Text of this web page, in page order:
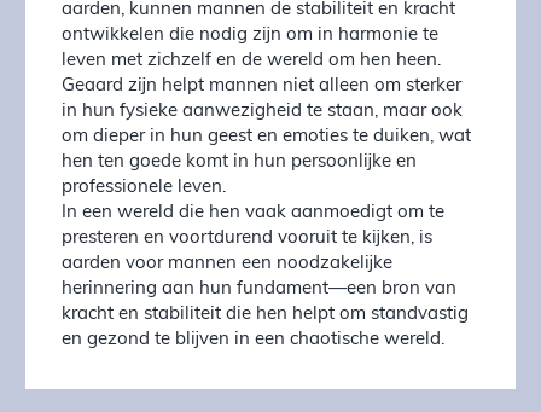
aarden, kunnen mannen de stabiliteit en kracht
ontwikkelen die nodig zijn om in harmonie te
leven met zichzelf en de wereld om hen heen.
Geaard zijn helpt mannen niet alleen om sterker
in hun fysieke aanwezigheid te staan, maar ook
om dieper in hun geest en emoties te duiken, wat
hen ten goede komt in hun persoonlijke en
professionele leven.
In een wereld die hen vaak aanmoedigt om te
presteren en voortdurend vooruit te kijken, is
aarden voor mannen een noodzakelijke
herinnering aan hun fundament—een bron van
kracht en stabiliteit die hen helpt om standvastig
en gezond te blijven in een chaotische wereld.